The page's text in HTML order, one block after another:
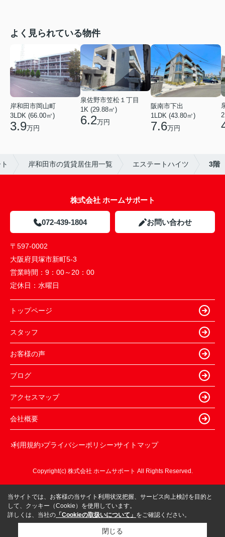
よく見られている物件
岸和田市岡山町
3LDK (66.00㎡)
3.9万円
泉佐野市笠松１丁目
1K (29.88㎡)
6.2万円
阪南市下出
1LDK (43.80㎡)
7.6万円
岸和田市の賃貸居住用一覧 エステートハイツ 3階
株式会社 ホームサポート
072-439-1804 お問い合わせ
〒597-0002
大阪府貝塚市新町5-3
営業時間： 9：00～20：00
定休日： 水曜日
トップページ
スタッフ
お客様の声
ブログ
アクセスマップ
会社概要
利用規約 プライバシーポリシー サイトマップ
Copyright(c) 株式会社 ホームサポート All Rights Reserved.
当サイトでは、お客様の当サイト利用状況把握、サービス向上検討を目的と
して、クッキー（Cookie）を使用しています。
詳しくは、当社の 「Cookieの取扱いについて」 をご確認ください。
閉じる